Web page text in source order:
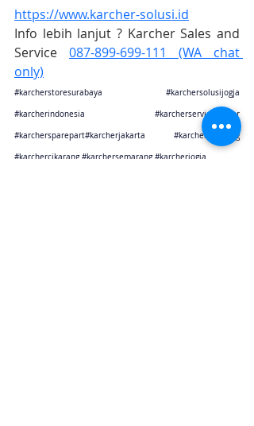
https://www.karcher-solusi.id
Info lebih lanjut ? Karcher Sales and
Service 087-899-699-111 (WA chat
only)
#karcherstoresurabaya #karchersolusijogja
#karcherindonesia #karcherservicecenter
#karchersparepart#karcherjakarta #karcherbandung
#karchercikarang #karchersemarang #karcherjogja